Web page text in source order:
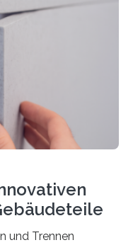
der aus
einer textilen
, Glas- oder
Stahlbeton, bei
und Trennen